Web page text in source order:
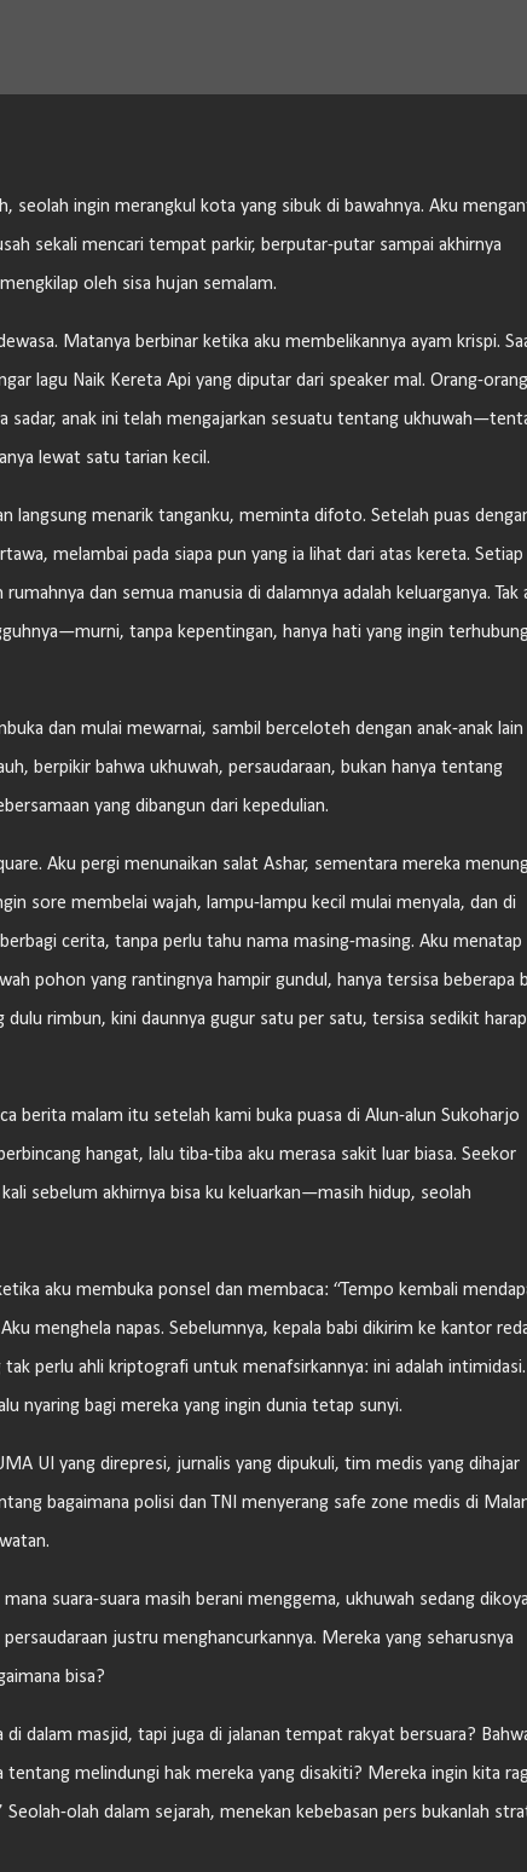
seolah ingin merangkul kota yang sibuk di bawahnya. Aku
sekali mencari tempat parkir, berputar-putar sampai akhirnya
oleh sisa hujan semalam.
Matanya berbinar ketika aku membelikannya ayam krispi.
lagu Naik Kereta Api yang diputar dari speaker mal. Orang-
sadar, anak ini telah mengajarkan sesuatu tentang
lewat satu tarian kecil.
langsung menarik tanganku, meminta difoto. Setelah puas
melambai pada siapa pun yang ia lihat dari atas kereta. Setiap
dan semua manusia di dalamnya adalah keluarganya. Tak
tanpa kepentingan, hanya hati yang ingin
dan mulai mewarnai, sambil berceloteh dengan anak-anak lain
berpikir bahwa ukhuwah, persaudaraan, bukan hanya tentang
yang dibangun dari kepedulian.
Aku pergi menunaikan salat Ashar, sementara mereka
sore membelai wajah, lampu-lampu kecil mulai menyala, dan di
cerita, tanpa perlu tahu nama masing-masing. Aku menatap
pohon yang rantingnya hampir gundul, hanya tersisa beberapa
rimbun, kini daunnya gugur satu per satu, tersisa sedikit
berita malam itu setelah kami buka puasa di Alun-alun Sukoharjo
hangat, lalu tiba-tiba aku merasa sakit luar biasa. Seekor
sebelum akhirnya bisa ku keluarkan—masih hidup, seolah
aku membuka ponsel dan membaca: “Tempo kembali
menghela napas. Sebelumnya, kepala babi dikirim ke kantor
perlu ahli kriptografi untuk menafsirkannya: ini adalah
nyaring bagi mereka yang ingin dunia tetap sunyi.
UI yang direpresi, jurnalis yang dipukuli, tim medis yang dihajar
bagaimana polisi dan TNI menyerang safe zone medis di
suara-suara masih berani menggema, ukhuwah sedang
justru menghancurkannya. Mereka yang seharusnya
bisa?
di dalam masjid, tapi juga di jalanan tempat rakyat bersuara?
melindungi hak mereka yang disakiti? Mereka ingin kita
olah dalam sejarah, menekan kebebasan pers bukanlah